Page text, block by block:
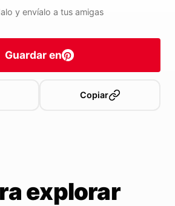
y envíalo a tus amigas
Guardar en
Copiar
explorar